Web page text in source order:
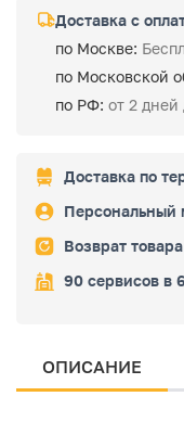
Доставка с
по Москве:
по Московской
по РФ: от 2
Доставка по
Персональный
Возврат
90 сервисов в
ОПИСАНИЕ